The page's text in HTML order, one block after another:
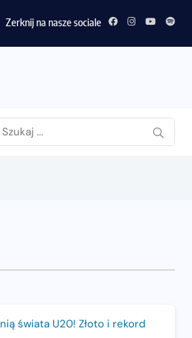
Zerknij na nasze sociale
świata U20! Złoto i rekord